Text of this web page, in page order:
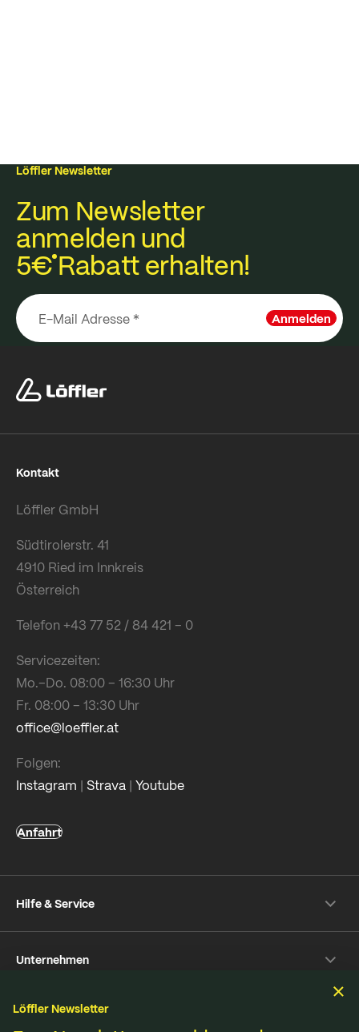
Löffler Newsletter
Zum Newsletter
anmelden und
5€Rabatt erhalten!
Anmelden
Kontakt
Löffler GmbH
Südtirolerstr. 41
4910 Ried im Innkreis
Österreich
Telefon +43 77 52 / 84 421 – 0
Servicezeiten:
Mo.–Do. 08:00 – 16:30 Uhr
Fr. 08:00 – 13:30 Uhr
office@loeffler.at
Folgen:
Instagram | Strava | Youtube
Anfahrt
Hilfe & Service
Rückversand
Pflegetipps
Unternehmen
Nachhaltigkeit
Nachhaltigkeit
Löffler Newsletter